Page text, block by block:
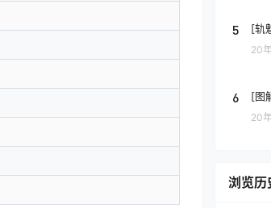
5 [轨
20
6 [图
20
浏览历